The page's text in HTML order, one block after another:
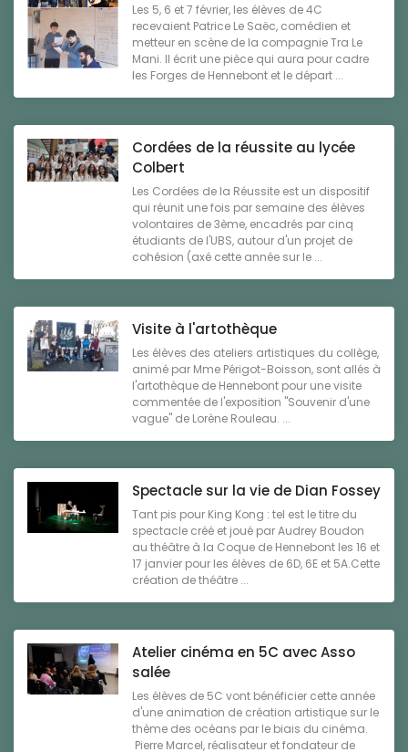
Les 5, 6 et 7 février, les élèves de 4C
recevaient Patrice Le Saëc, comédien et
metteur en scène de la compagnie Tra Le
Mani. Il écrit une pièce qui aura pour cadre
les Forges de Hennebont et le départ ...
Cordées de la réussite au lycée
Colbert
Les Cordées de la Réussite est un dispositif
qui réunit une fois par semaine des élèves
volontaires de 3ème, encadrés par cinq
étudiants de l'UBS, autour d'un projet de
cohésion (axé cette année sur le ...
Visite à l'artothèque
Les élèves des ateliers artistiques du collège,
animé par Mme Périgot-Boisson, sont allés à
l'artothèque de Hennebont pour une visite
commentée de l'exposition "Souvenir d'une
vague" de Lorène Rouleau. ...
Spectacle sur la vie de Dian Fossey
Tant pis pour King Kong : tel est le titre du
spectacle créé et joué par Audrey Boudon
au théâtre à la Coque de Hennebont les 16 et
17 janvier pour les élèves de 6D, 6E et 5A.Cette
création de théâtre ...
Atelier cinéma en 5C avec Asso
salée
Les élèves de 5C vont bénéficier cette année
d'une animation de création artistique sur le
thème des océans par le biais du cinéma.
Pierre Marcel, réalisateur et fondateur de